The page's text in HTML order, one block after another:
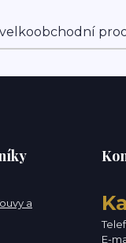
a
E-